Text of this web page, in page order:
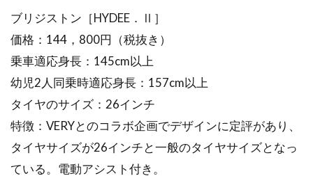
ブリジストン［HYDEE．Ⅱ］
価格：144，800円（税抜き）
乗車適応身長：145cm以上
幼児2人同乗時適応身長：157cm以上
タイヤのサイズ：26インチ
特徴：VERYとのコラボ企画でデザインに定評があり、
タイヤサイズが26インチと一般のタイヤサイズとなっ
ている。電動アシスト付き。